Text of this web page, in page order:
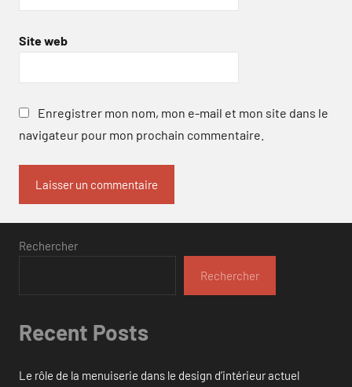
Site web
Enregistrer mon nom, mon e-mail et mon site dans le
navigateur pour mon prochain commentaire.
Rechercher
Rechercher
Recent Posts
Le rôle de la menuiserie dans le design d’intérieur actuel